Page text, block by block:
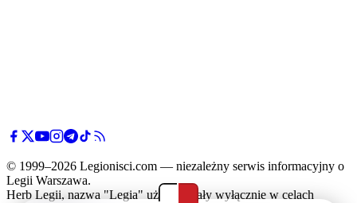
© 1999–2026 Legionisci.com — niezależny serwis informacyjny o
Legii Warszawa.
Herb Legii, nazwa "Legia" użyte zostały wyłącznie w celach